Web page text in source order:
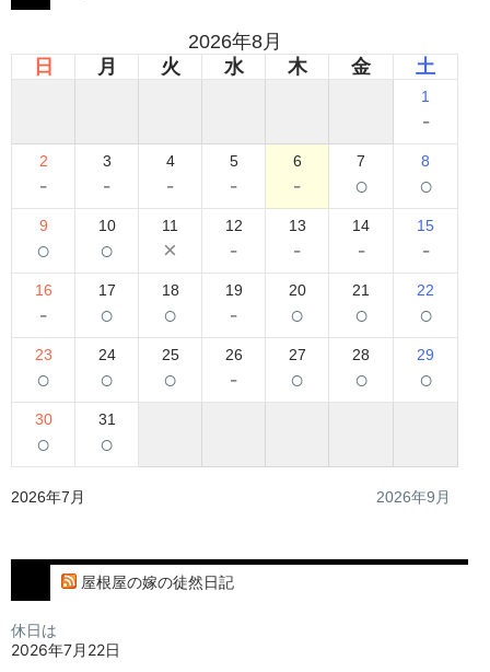
2026年8月
日
月 火 水 木 金 土
1
-
2
-
3
-
4
-
5
-
6
-
7
○
8
○
9
○
10
○
11
×
12
-
13
-
14
-
15
-
16
-
17
○
18
○
19
-
20
○
21
○
22
○
23
○
24
○
25
○
26
-
27
○
28
○
29
○
30
○
31
○
2026年7月 2026年9月
屋根屋の嫁の徒然日記
休日は
2026年7月22日